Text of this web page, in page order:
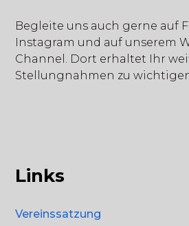
Begleite uns auch gerne auf
Instagram und auf unserem
Channel. Dort erhaltet Ihr
Stellungnahmen zu
Links
Vereinssatzung